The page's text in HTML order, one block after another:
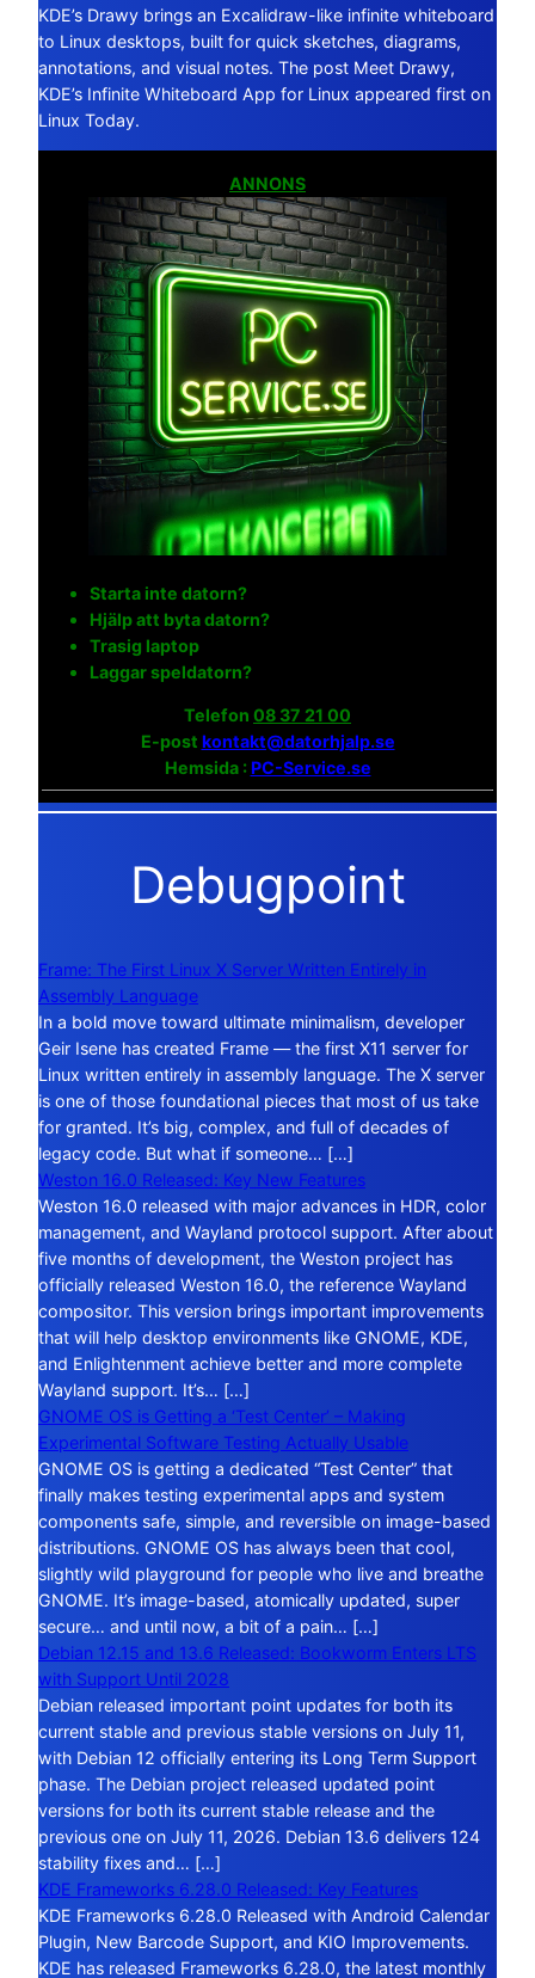
KDE’s Drawy brings an Excalidraw-like infinite whiteboard
to Linux desktops, built for quick sketches, diagrams,
annotations, and visual notes. The post Meet Drawy,
KDE’s Infinite Whiteboard App for Linux appeared first on
Linux Today.
ANNONS
Starta inte datorn?
Hjälp att byta datorn?
Trasig laptop
Laggar speldatorn?
Telefon 08 37 21 00
E-post kontakt@datorhjalp.se
Hemsida :PC-Service.se
Debugpoint
Frame: The First Linux X Server Written Entirely in
Assembly Language
In a bold move toward ultimate minimalism, developer
Geir Isene has created Frame — the first X11 server for
Linux written entirely in assembly language. The X server
is one of those foundational pieces that most of us take
for granted. It’s big, complex, and full of decades of
legacy code. But what if someone… […]
Weston 16.0 Released: Key New Features
Weston 16.0 released with major advances in HDR, color
management, and Wayland protocol support. After about
five months of development, the Weston project has
officially released Weston 16.0, the reference Wayland
compositor. This version brings important improvements
that will help desktop environments like GNOME, KDE,
and Enlightenment achieve better and more complete
Wayland support. It’s… […]
GNOME OS is Getting a ‘Test Center’ – Making
Experimental Software Testing Actually Usable
GNOME OS is getting a dedicated “Test Center” that
finally makes testing experimental apps and system
components safe, simple, and reversible on image-based
distributions. GNOME OS has always been that cool,
slightly wild playground for people who live and breathe
GNOME. It’s image-based, atomically updated, super
secure… and until now, a bit of a pain… […]
Debian 12.15 and 13.6 Released: Bookworm Enters LTS
with Support Until 2028
Debian released important point updates for both its
current stable and previous stable versions on July 11,
with Debian 12 officially entering its Long Term Support
phase. The Debian project released updated point
versions for both its current stable release and the
previous one on July 11, 2026. Debian 13.6 delivers 124
stability fixes and… […]
KDE Frameworks 6.28.0 Released: Key Features
KDE Frameworks 6.28.0 Released with Android Calendar
Plugin, New Barcode Support, and KIO Improvements.
KDE has released Frameworks 6.28.0, the latest monthly